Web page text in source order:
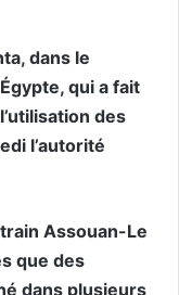
dans le
qui a fait
des
l’autorité
Assouan-Le
que des
dans plusieurs